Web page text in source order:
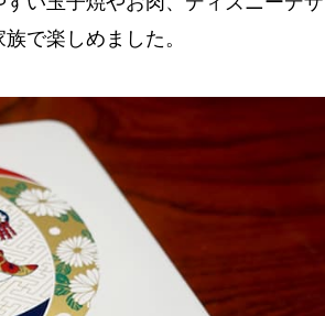
で楽しめました。